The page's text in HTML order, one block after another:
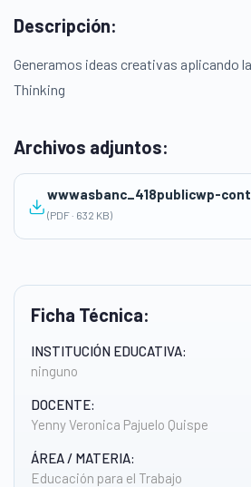
Ficha Técnica:
INSTITUCIÓN EDUCATIVA:
ninguno
DOCENTE:
Yenny Veronica Pajuelo Quispe
ÁREA / MATERIA:
Educación para el Trabajo
Descripción:
Generamos ideas creativas aplicando
Thinking
Archivos adjuntos:
(PDF · 632 KB)